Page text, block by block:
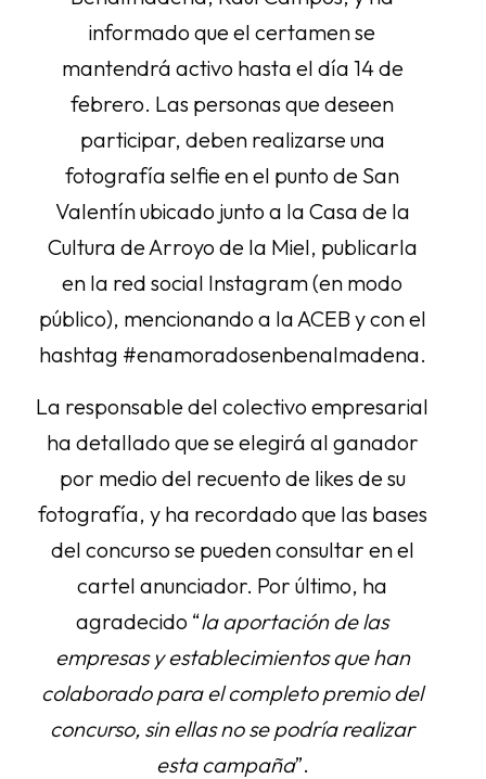
informado que el certamen se
mantendrá activo hasta el día 14 de
febrero. Las personas que deseen
participar, deben realizarse una
fotografía selfie en el punto de San
Valentín ubicado junto a la Casa de la
Cultura de Arroyo de la Miel, publicarla
en la red social Instagram (en modo
público), mencionando a la ACEB y con el
hashtag #enamoradosenbenalmadena.
La responsable del colectivo empresarial
ha detallado que se elegirá al ganador
por medio del recuento de likes de su
fotografía, y ha recordado que las bases
del concurso se pueden consultar en el
cartel anunciador. Por último, ha
agradecido “la aportación de las
empresas y establecimientos que han
colaborado para el completo premio del
concurso, sin ellas no se podría realizar
esta campaña”.